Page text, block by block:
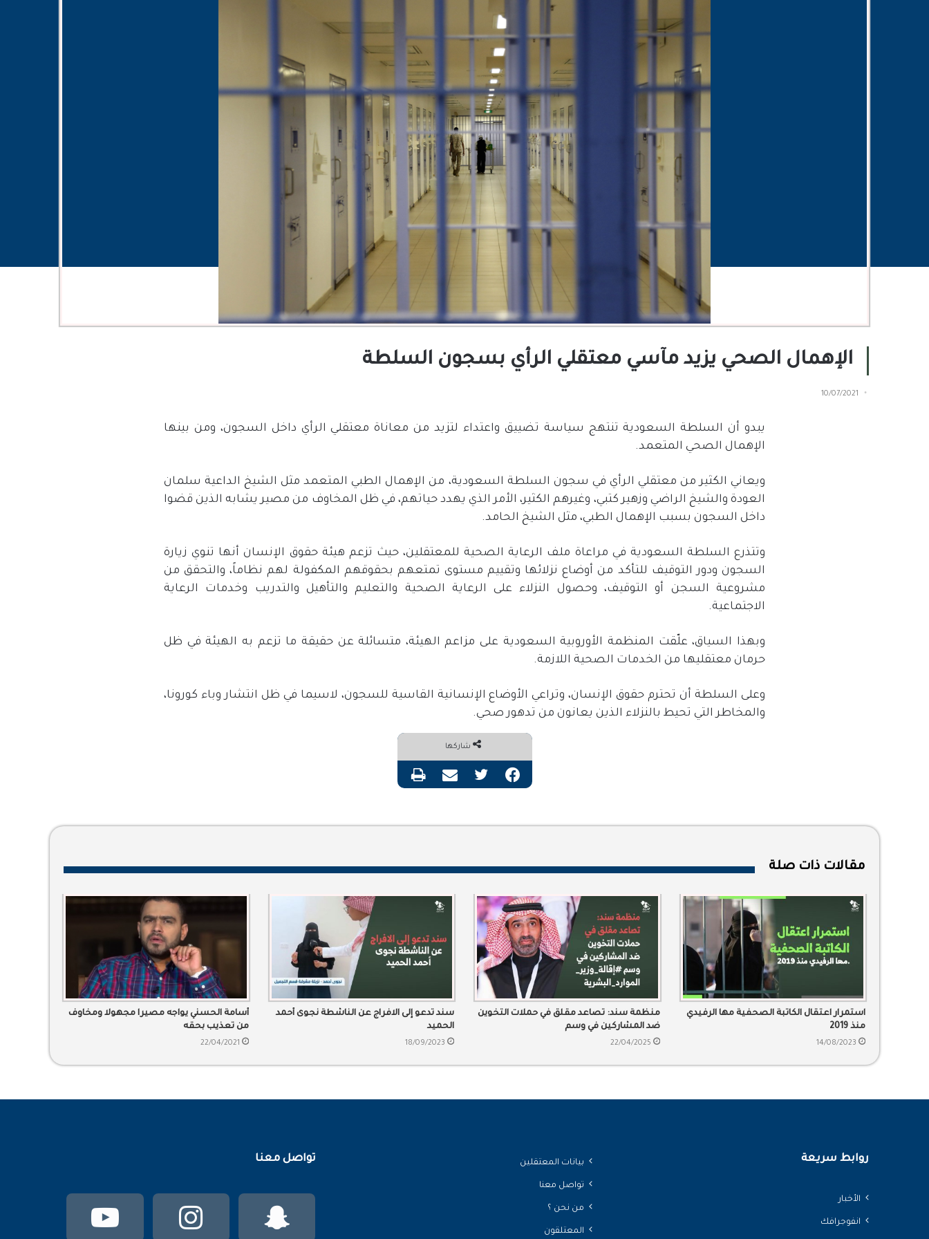
الإهمال الصحي يزيد مآسي معتقلي الرأي بسجون السلطة
10/07/2021
يبدو أن السلطة السعودية تنتهج سياسة تضييق واعتداء لتزيد من معاناة معتقلي الرأي داخل السجون، ومن بينها
الإهمال الصحي المتعمد.
ويعاني الكثير من معتقلي الرأي في سجون السلطة السعودية، من الإهمال الطبي المتعمد مثل الشيخ الداعية سلمان
العودة والشيخ الراضي وزهير كتبي، وغيرهم الكثير، الأمر الذي يهدد حياتهم، في ظل المخاوف من مصير يشابه الذين قضوا
داخل السجون بسبب الإهمال الطبي، مثل الشيخ الحامد.
وتتذرع السلطة السعودية في مراعاة ملف الرعاية الصحية للمعتقلين، حيث تزعم هيئة حقوق الإنسان أنها تنوي زيارة
السجون ودور التوقيف للتأكد من أوضاع نزلائها وتقييم مستوى تمتعهم بحقوقهم المكفولة لهم نظاماً، والتحقق من
مشروعية السجن أو التوقيف، وحصول النزلاء على الرعاية الصحية والتعليم والتأهيل والتدريب وخدمات الرعاية
الاجتماعية.
وبهذا السياق، علّقت المنظمة الأوروبية السعودية على مزاعم الهيئة، متسائلة عن حقيقة ما تزعم به الهيئة في ظل
حرمان معتقليها من الخدمات الصحية اللازمة.
وعلى السلطة أن تحترم حقوق الإنسان، وتراعي الأوضاع الإنسانية القاسية للسجون، لاسيما في ظل انتشار وباء كورونا،
والمخاطر التي تحيط بالنزلاء الذين يعانون من تدهور صحي.
شاركها
فيسبوك تويتر مشاركة عبر البريد طباعة
مقالات ذات صلة
استمرار اعتقال الكاتبة الصحفية مها الرفيدي
منذ 2019
14/08/2023
منظمة سند: تصاعد مقلق في حملات التخوين
ضد المشاركين في وسم
#إقالة_وزير_الموارد_البشرية
22/04/2025
سند تدعو إلى الافراج عن الناشطة نجوى أحمد
الحميد
18/09/2023
أسامة الحسني يواجه مصيرا مجهولا ومخاوف
من تعذيب بحقه
22/04/2021
روابط سريعة
الأخبار
انفوجرافك
بيانات المعتقلين
تواصل معنا
من نحن ؟
المعتلقون
تواصل معنا
يوتيوبانستقرام سناب